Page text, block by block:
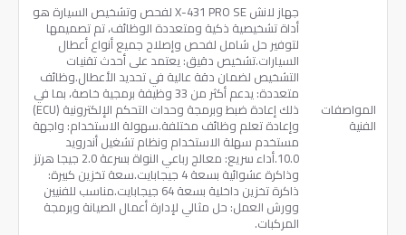
المواصفات
الفنية
جهاز لانش X-431 PRO SE لفحص وتشخيص السيارة هو
أداة تشخيصية ذكية ومتعددة الوظائف، تم تصميمها
لتوفير حل شامل لفحص وإصلاح جميع أنواع أعطال
السيارات.تشخيص دقيق: يعتمد على أحدث تقنيات
التشخيص لضمان دقة عالية في تحديد الأعطال.وظائف
متعددة: يدعم أكثر من 33 وظيفة برمجية خاصة، بما في
ذلك إعادة ضبط وبرمجة وحدات التحكم الإلكترونية (ECU)
وإعادة تعلم وظائف مختلفة.سهولة الاستخدام: واجهة
مستخدم سهلة الاستخدام ونظام تشغيل أندرويد
10.0.أداء سريع: معالج رباعي النواة بسرعة 2.0 جيجا هرتز
وذاكرة عشوائية بسعة 4 جيجابايت.سعة تخزين كبيرة:
ذاكرة تخزين داخلية بسعة 64 جيجابايت.مناسب للفنيين
وورش العمل: حل مثالي لإدارة أعمال الصيانة وبرمجة
المركبات.